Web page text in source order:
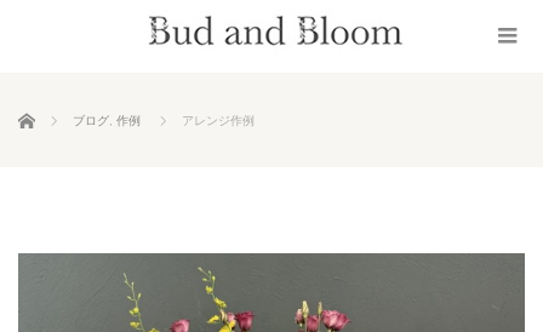
ホーム ブログ 作例 アレンジ作例